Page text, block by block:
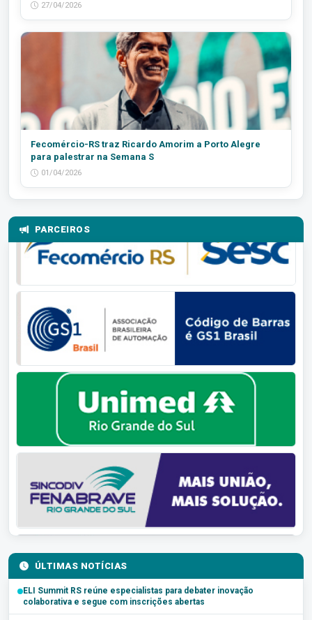
27/04/2026
Fecomércio-RS traz Ricardo Amorim a Porto Alegre
para palestrar na Semana S
01/04/2026
PARCEIROS
ÚLTIMAS NOTÍCIAS
ELI Summit RS reúne especialistas para debater inovação
colaborativa e segue com inscrições abertas